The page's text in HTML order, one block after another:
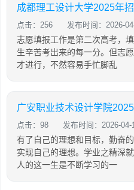
成都理工设计大学2025年
点击：256 发布时间：2026-
志愿填报工作是第二次高考，
生辛苦考出来的每一分。但志
才进行，不然容易手忙脚乱
广安职业技术设计学院
点击：98 发布时间：2026-04-
有了自己的理想和目标，勤奋
实现自己的理想。学业之精深
人的这一生是不断学习的一